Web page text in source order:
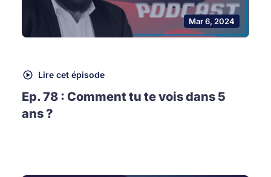
Mar 6, 2024
Lire cet épisode
Ep. 78 : Comment tu te vois dans 5
ans ?